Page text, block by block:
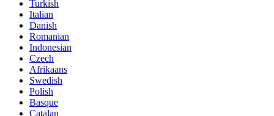
Turkish
Italian
Danish
Romanian
Indonesian
Czech
Afrikaans
Swedish
Polish
Basque
Catalan